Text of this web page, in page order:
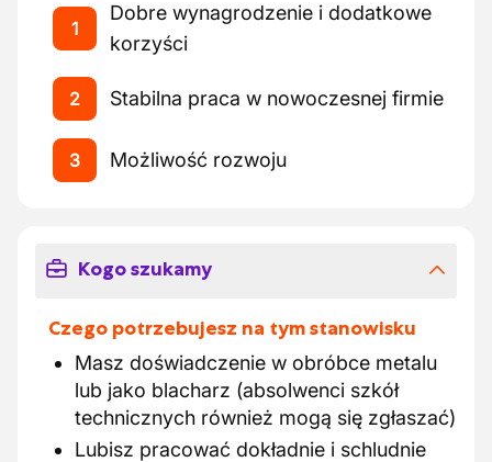
1
Dobre wynagrodzenie i dodatkowe
korzyści
2 Stabilna praca w nowoczesnej firmie
3 Możliwość rozwoju
Kogo szukamy
Czego potrzebujesz na tym stanowisku
Masz doświadczenie w obróbce metalu
lub jako blacharz (absolwenci szkół
technicznych również mogą się zgłaszać)
Lubisz pracować dokładnie i schludnie